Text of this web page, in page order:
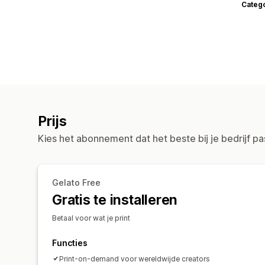
Prijs
Kies het abonnement dat het beste bij je bedrijf
Gelato Free
Gratis te installeren
Betaal voor wat je print
Functies
Print-on-demand voor wereldwijde creators